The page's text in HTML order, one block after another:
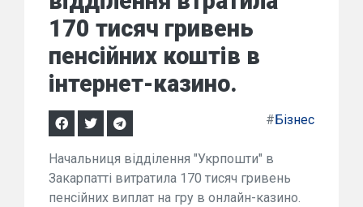
170 тисяч гривень
пенсійних коштів в
інтернет-казино.
#Бізнес
Начальниця відділення "Укрпошти" в
Закарпатті витратила 170 тисяч гривень
пенсійних виплат на гру в онлайн-казино.